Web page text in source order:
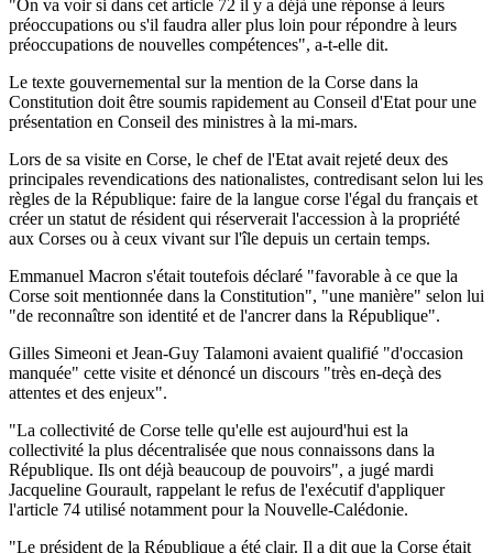
"On va voir si dans cet article 72 il y a déjà une réponse à leurs
préoccupations ou s'il faudra aller plus loin pour répondre à leurs
préoccupations de nouvelles compétences", a-t-elle dit.
Le texte gouvernemental sur la mention de la Corse dans la
Constitution doit être soumis rapidement au Conseil d'Etat pour une
présentation en Conseil des ministres à la mi-mars.
Lors de sa visite en Corse, le chef de l'Etat avait rejeté deux des
principales revendications des nationalistes, contredisant selon lui les
règles de la République: faire de la langue corse l'égal du français et
créer un statut de résident qui réserverait l'accession à la propriété
aux Corses ou à ceux vivant sur l'île depuis un certain temps.
Emmanuel Macron s'était toutefois déclaré "favorable à ce que la
Corse soit mentionnée dans la Constitution", "une manière" selon lui
"de reconnaître son identité et de l'ancrer dans la République".
Gilles Simeoni et Jean-Guy Talamoni avaient qualifié "d'occasion
manquée" cette visite et dénoncé un discours "très en-deçà des
attentes et des enjeux".
"La collectivité de Corse telle qu'elle est aujourd'hui est la
collectivité la plus décentralisée que nous connaissons dans la
République. Ils ont déjà beaucoup de pouvoirs", a jugé mardi
Jacqueline Gourault, rappelant le refus de l'exécutif d'appliquer
l'article 74 utilisé notamment pour la Nouvelle-Calédonie.
"Le président de la République a été clair. Il a dit que la Corse était